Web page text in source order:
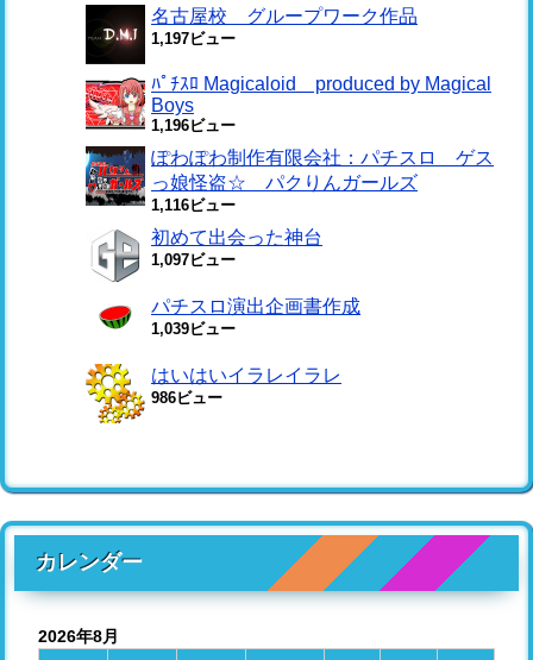
名古屋校 グループワーク作品
1,197ビュー
ﾊﾟﾁｽﾛ Magicaloid produced by Magical
Boys
1,196ビュー
ぽわぽわ制作有限会社：パチスロ ゲス
っ娘怪盗☆ パクりんガールズ
1,116ビュー
初めて出会った神台
1,097ビュー
パチスロ演出企画書作成
1,039ビュー
はいはいイラレイラレ
986ビュー
カレンダー
2026年8月